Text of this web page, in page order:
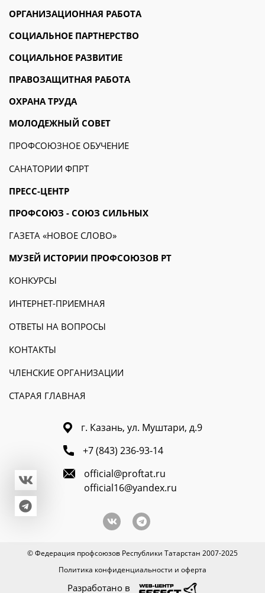
ОРГАНИЗАЦИОННАЯ РАБОТА
СОЦИАЛЬНОЕ ПАРТНЕРСТВО
СОЦИАЛЬНОЕ РАЗВИТИЕ
ПРАВОЗАЩИТНАЯ РАБОТА
ОХРАНА ТРУДА
МОЛОДЕЖНЫЙ СОВЕТ
ПРОФСОЮЗНОЕ ОБУЧЕНИЕ
САНАТОРИИ ФПРТ
ПРЕСС-ЦЕНТР
ПРОФСОЮЗ - СОЮЗ СИЛЬНЫХ
ГАЗЕТА «НОВОЕ СЛОВО»
МУЗЕЙ ИСТОРИИ ПРОФСОЮЗОВ РТ
КОНКУРСЫ
ИНТЕРНЕТ-ПРИЕМНАЯ
ОТВЕТЫ НА ВОПРОСЫ
КОНТАКТЫ
ЧЛЕНСКИЕ ОРГАНИЗАЦИИ
СТАРАЯ ГЛАВНАЯ
г. Казань, ул. Муштари, д.9
+7 (843) 236-93-14
official@proftat.ru
official16@yandex.ru
© Федерация профсоюзов Республики Татарстан 2007-2025
Политика конфиденциальности и оферта
Разработано в